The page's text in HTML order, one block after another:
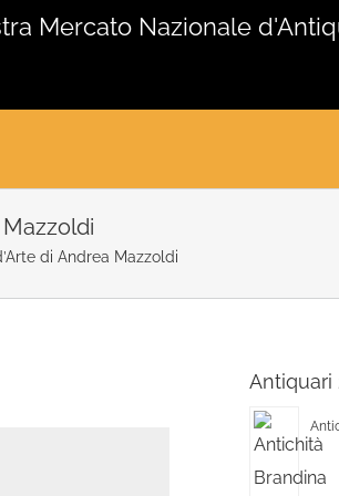
Mercato Nazionale
di Andrea Mazzoldi
Antiquari